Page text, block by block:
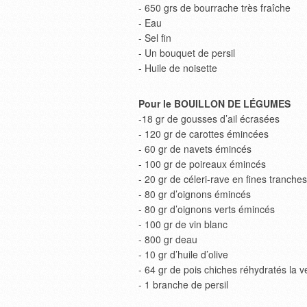
- 650 grs de bourrache très fraîche
- Eau
- Sel fin
- Un bouquet de persil
- Huile de noisette
Pour le BOUILLON DE LÉGUMES
-18 gr de gousses d’ail écrasées
- 120 gr de carottes émincées
- 60 gr de navets émincés
- 100 gr de poireaux émincés
- 20 gr de céleri-rave en fines tranches
- 80 gr d’oignons émincés
- 80 gr d’oignons verts émincés
- 100 gr de vin blanc
- 800 gr deau
- 10 gr d’huile d’olive
- 64 gr de pois chiches réhydratés la
- 1 branche de persil